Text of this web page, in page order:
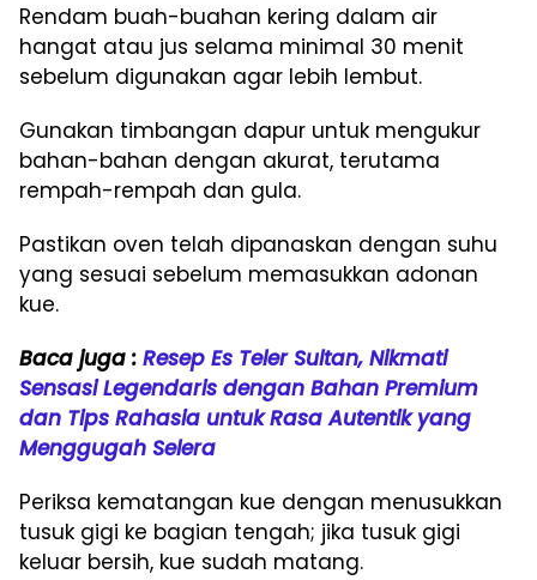
Rendam buah-buahan kering dalam air
hangat atau jus selama minimal 30 menit
sebelum digunakan agar lebih lembut.
Gunakan timbangan dapur untuk mengukur
bahan-bahan dengan akurat, terutama
rempah-rempah dan gula.
Pastikan oven telah dipanaskan dengan suhu
yang sesuai sebelum memasukkan adonan
kue.
Baca juga : Resep Es Teler Sultan, Nikmati
Sensasi Legendaris dengan Bahan Premium
dan Tips Rahasia untuk Rasa Autentik yang
Menggugah Selera
Periksa kematangan kue dengan menusukkan
tusuk gigi ke bagian tengah; jika tusuk gigi
keluar bersih, kue sudah matang.